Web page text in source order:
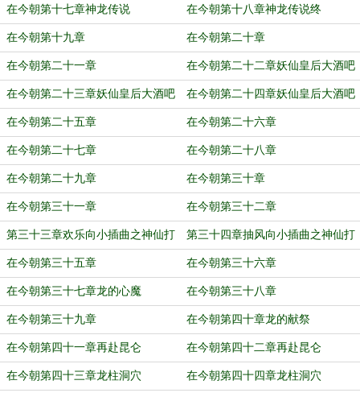
在今朝第十七章神龙传说 在今朝第十八章神龙传说终
在今朝第十九章 在今朝第二十章
在今朝第二十一章 在今朝第二十二章妖仙皇后大酒吧
在今朝第二十三章妖仙皇后大酒吧 在今朝第二十四章妖仙皇后大酒吧
在今朝第二十五章 在今朝第二十六章
在今朝第二十七章 在今朝第二十八章
在今朝第二十九章 在今朝第三十章
在今朝第三十一章 在今朝第三十二章
第三十三章欢乐向小插曲之神仙打
游戏
第三十四章抽风向小插曲之神仙打
游戏
在今朝第三十五章 在今朝第三十六章
在今朝第三十七章龙的心魔 在今朝第三十八章
在今朝第三十九章 在今朝第四十章龙的献祭
在今朝第四十一章再赴昆仑 在今朝第四十二章再赴昆仑
在今朝第四十三章龙柱洞穴 在今朝第四十四章龙柱洞穴